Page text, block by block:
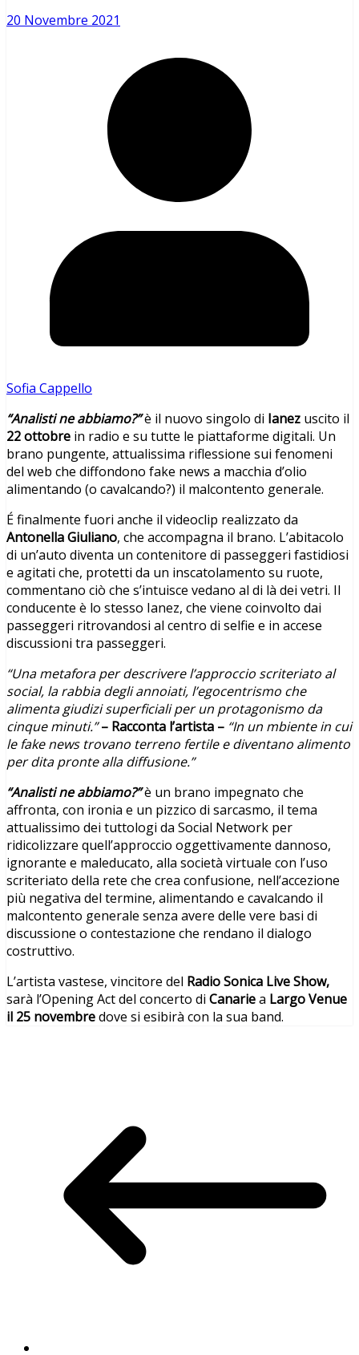
20 Novembre 2021
Sofia Cappello
“Analisti ne abbiamo?”è il nuovo singolo di Ianez uscito il
22 ottobre in radio e su tutte le piattaforme digitali. Un
brano pungente, attualissima riflessione sui fenomeni
del web che diffondono fake news a macchia d’olio
alimentando (o cavalcando?) il malcontento generale.
É finalmente fuori anche il videoclip realizzato da
Antonella Giuliano, che accompagna il brano. L’abitacolo
di un’auto diventa un contenitore di passeggeri fastidiosi
e agitati che, protetti da un inscatolamento su ruote,
commentano ciò che s’intuisce vedano al di là dei vetri. Il
conducente è lo stesso Ianez, che viene coinvolto dai
passeggeri ritrovandosi al centro di selfie e in accese
discussioni tra passeggeri.
“Una metafora per descrivere l’approccio scriteriato al
social, la rabbia degli annoiati, l’egocentrismo che
alimenta giudizi superficiali per un protagonismo da
cinque minuti.”– Racconta l’artista – “In un mbiente in cui
le fake news trovano terreno fertile e diventano alimento
per dita pronte alla diffusione.”
“Analisti ne abbiamo?”è un brano impegnato che
affronta, con ironia e un pizzico di sarcasmo, il tema
attualissimo dei tuttologi da Social Network per
ridicolizzare quell’approccio oggettivamente dannoso,
ignorante e maleducato, alla società virtuale con l’uso
scriteriato della rete che crea confusione, nell’accezione
più negativa del termine, alimentando e cavalcando il
malcontento generale senza avere delle vere basi di
discussione o contestazione che rendano il dialogo
costruttivo.
L’artista vastese, vincitore del Radio Sonica Live Show,
sarà l’Opening Act del concerto di Canariea Largo Venue
il 25 novembredove si esibirà con la sua band.